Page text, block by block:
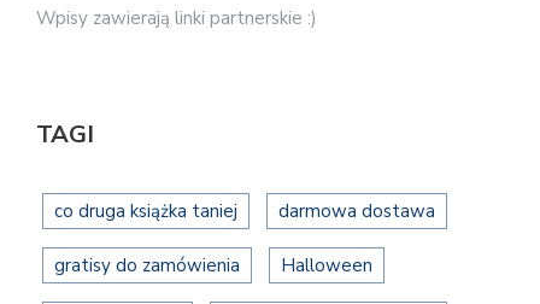
Wpisy zawierają linki partnerskie :)
TAGI
co druga książka taniej darmowa dostawa
gratisy do zamówienia Halloween